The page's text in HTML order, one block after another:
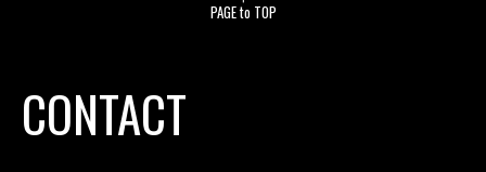
PAGE to TOP
CONTACT